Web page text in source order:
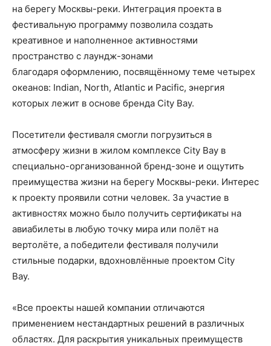
на берегу Москвы-реки. Интеграция проекта в
фестивальную программу позволила создать
креативное и наполненное активностями
пространство с лаундж-зонами
благодаря оформлению, посвящённому теме четырех
океанов: Indian, North, Atlantic и Pacific, энергия
которых лежит в основе бренда City Bay.
Посетители фестиваля смогли погрузиться в
атмосферу жизни в жилом комплексе City Bay в
специально-организованной бренд-зоне и ощутить
преимущества жизни на берегу Москвы-реки. Интерес
к проекту проявили сотни человек. За участие в
активностях можно было получить сертификаты на
авиабилеты в любую точку мира или полёт на
вертолёте, а победители фестиваля получили
стильные подарки, вдохновлённые проектом City
Bay.
«Все проекты нашей компании отличаются
применением нестандартных решений в различных
областях. Для раскрытия уникальных преимуществ